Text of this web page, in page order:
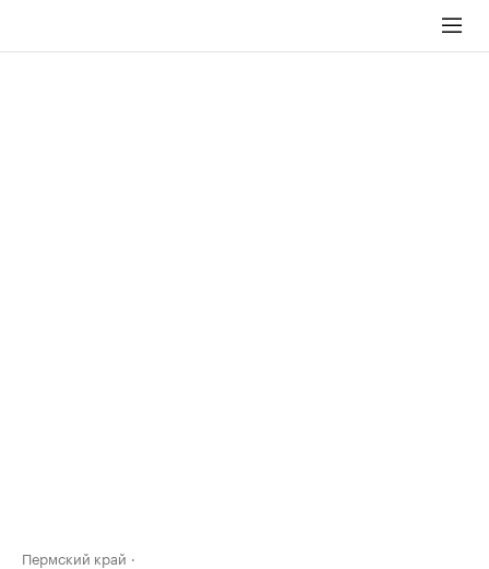
Пермский край